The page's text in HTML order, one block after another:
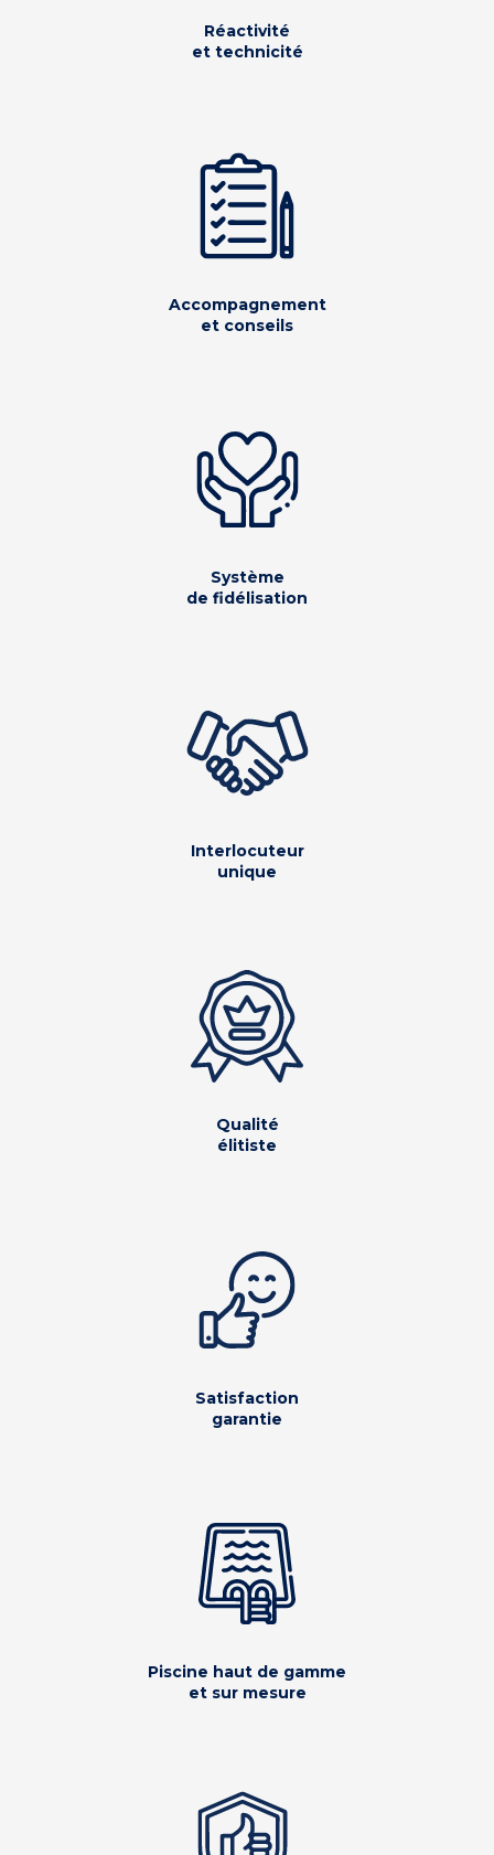
Réactivité
et technicité
Accompagnement
et conseils
Système
de fidélisation
Interlocuteur
unique
Qualité
élitiste
Satisfaction
garantie
Piscine haut de gamme
et sur mesure